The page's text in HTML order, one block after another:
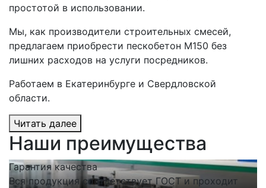
простотой в использовании.
Мы, как производители строительных смесей,
предлагаем приобрести пескобетон М150 без
лишних расходов на услуги посредников.
Работаем в Екатеринбурге и Свердловской
области.
Читать далее
Наши преимущества
Гарантия качества
Вся продукция соответствует ГОСТ и проходит